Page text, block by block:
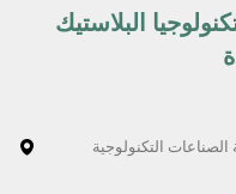
البلاستيك
منطقة الصناعات التكنولوجية